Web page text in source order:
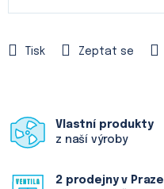
Tisk Zeptat se
Vlastní produkty
z naší výroby
2 prodejny v Praze